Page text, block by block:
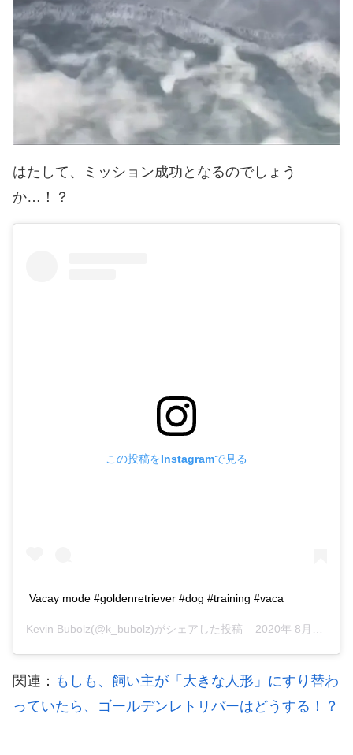
はたして、ミッション成功となるのでしょう
か…！？
この投稿をInstagramで見る
Vacay mode #goldenretriever #dog #training #vaca
Kevin Bubolz(@k_bubolz)がシェアした投稿 – 2020年 8月月18日午前7時54分PDT
関連： もしも、飼い主が「大きな人形」にすり替わ
っていたら、ゴールデンレトリバーはどうする！？